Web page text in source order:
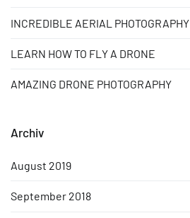
INCREDIBLE AERIAL PHOTOGRAPHY
LEARN HOW TO FLY A DRONE
AMAZING DRONE PHOTOGRAPHY
Archiv
August 2019
September 2018